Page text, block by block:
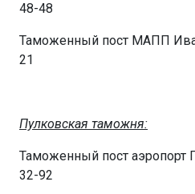
48-48
Таможенный пост МАПП
21
Пулковская таможня:
Таможенный пост аэропорт
32-92